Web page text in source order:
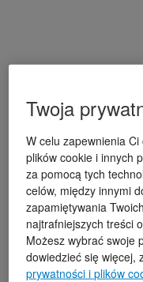
Twoja
W celu zapewnienia
plików cookie i innych
za pomocą tych
celów, między innymi
zapamiętywania
najtrafniejszych treści
Możesz wybrać swoje
dowiedzieć się więcej,
prywatności i plików